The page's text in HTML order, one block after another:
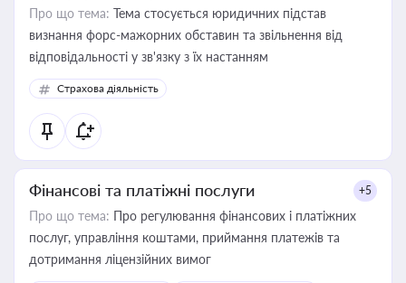
Про що тема: Тема стосується юридичних підстав
визнання форс-мажорних обставин та звільнення від
відповідальності у зв'язку з їх настанням
Страхова діяльність
Фінансові та платіжні послуги +5
Про що тема: Про регулювання фінансових і платіжних
послуг, управління коштами, приймання платежів та
дотримання ліцензійних вимог